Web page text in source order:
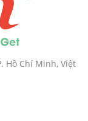
Hồ Chí Minh, Việt